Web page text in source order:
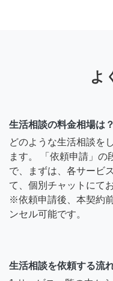
よ
生活相談の料金相場は？
どのような生活相談を
ます。 「依頼申請」の
で、まずは、各サービ
て、個別チャットにて
※依頼申請後、本契約
ンセル可能です。
生活相談を依頼する流